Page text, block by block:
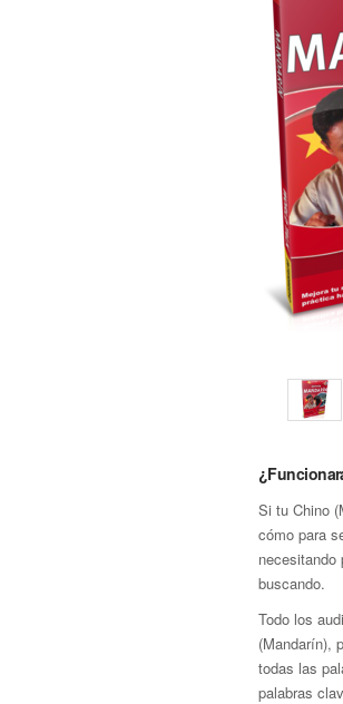
Si tu Chino
cómo para
necesitando
buscando.
Todo los
(Mandarín),
todas las
palabras